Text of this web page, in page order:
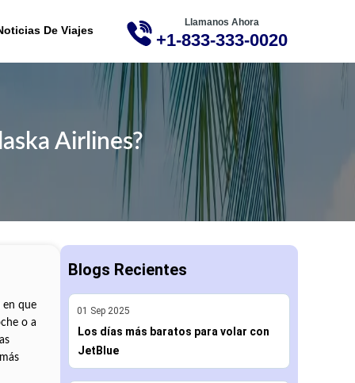
De Viajes
Llamanos Ahora
+1-833-333-0020
Airlines?
en que
o a
Blogs Recientes
01 Sep 2025
Los días más baratos para volar con
JetBlue